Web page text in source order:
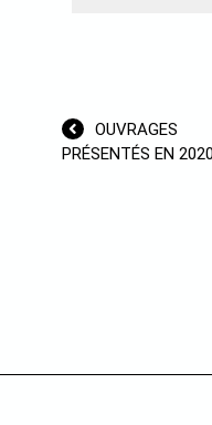
Navigation
de
OUVRAGES
PRÉSENTÉS EN 2020